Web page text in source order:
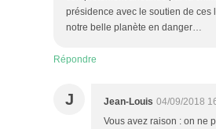
présidence avec le soutien de
notre belle planète en danger…
Répondre
J Jean-Louis 04/09/2018
Vous avez raison : on ne